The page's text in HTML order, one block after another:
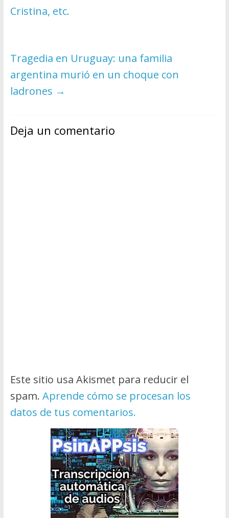
Cristina, etc.
Tragedia en Uruguay: una familia
argentina murió en un choque con
ladrones →
Deja un comentario
Este sitio usa Akismet para reducir el
spam. Aprende cómo se procesan los
datos de tus comentarios.